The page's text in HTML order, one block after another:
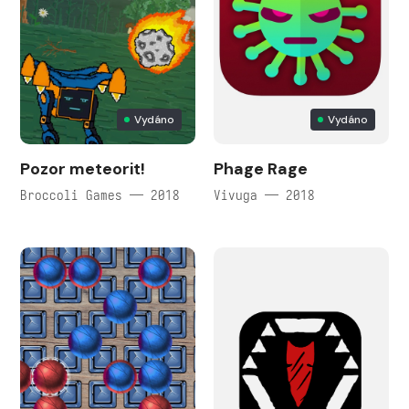
Vydáno
Pozor meteorit!
Broccoli Games — 2018
Vydáno
Phage Rage
Vivuga — 2018